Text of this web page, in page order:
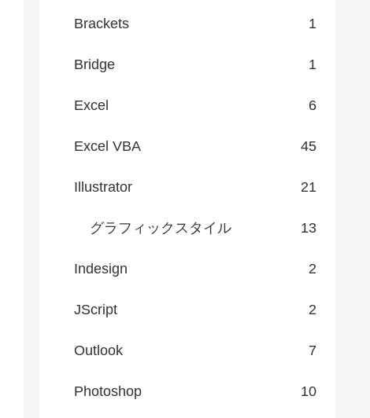
Brackets 1
Bridge 1
Excel 6
Excel VBA 45
Illustrator 21
グラフィックスタイル 13
Indesign 2
JScript 2
Outlook 7
Photoshop 10